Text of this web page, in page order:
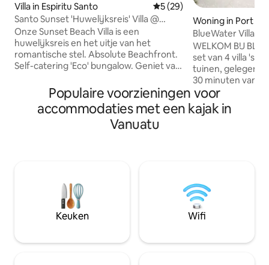
Villa in Espiritu Santo Gemiddelde beoordeling
5 (29)
Santo Sunset 'Huwelijksreis' Villa @
SurundaBay
Onze Sunset Beach Villa is een
huwelijksreis en het uitje van het
romantische stel. Absolute Beachfront.
Self-catering 'Eco' bungalow. Geniet van
rustieke terras, ontspan en ontspan
terwijl je de dag ziet uitfaseren aan de
rustige baai en de magische horizon.
Luganville Airport pick-up geregeld
200 meter en geniet van het paradijs.
Woning in Port
BlueWater Villa
WELKOM BIJ
set van 4 villa 's is
tuinen, gelegen
30 minuten van
internationale
voelt alsof je een
bent. Met een eigen strandlagune en
accommodatie,
werkt en een
gefilterde
Populaire voorzieningen voor
accommodaties met een kajak in
Vanuatu
Keuken Wifi